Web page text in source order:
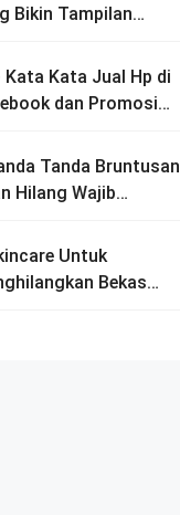
Bikin Tampilan
Kata Kata Jual Hp di
dan Promosi
Tanda Bruntusan
Hilang Wajib
Untuk
Bekas